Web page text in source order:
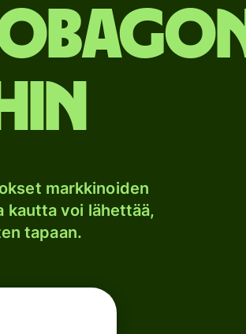
markkinoiden
kautta voi lähettää,
tapaan.